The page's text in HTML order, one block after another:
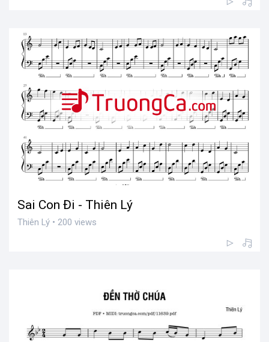
Sai Con Đi - Thiên Lý
Thiên Lý • 200 views